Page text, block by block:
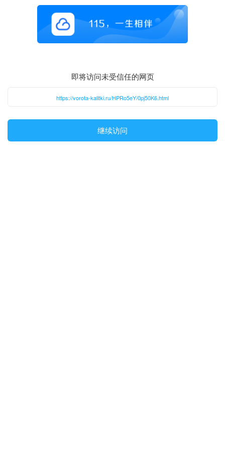
即将访问未受信任的网页
https://vorota-kalitki.ru/HPRo5eY/0pj50K6.html
继续访问